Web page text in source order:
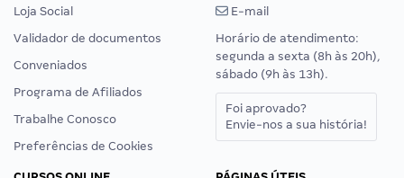
Loja Social
Validador de documentos
Conveniados
Programa de Afiliados
Trabalhe Conosco
Preferências de Cookies
E-mail
Horário de atendimento:
segunda a sexta (8h às 20h),
sábado (9h às 13h).
Foi aprovado?
Envie-nos a sua história!